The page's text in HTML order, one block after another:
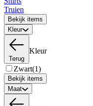
Truien
Bekijk items
Kleur
Terug
Kleur
Zwart(1)
Bekijk items
Maat